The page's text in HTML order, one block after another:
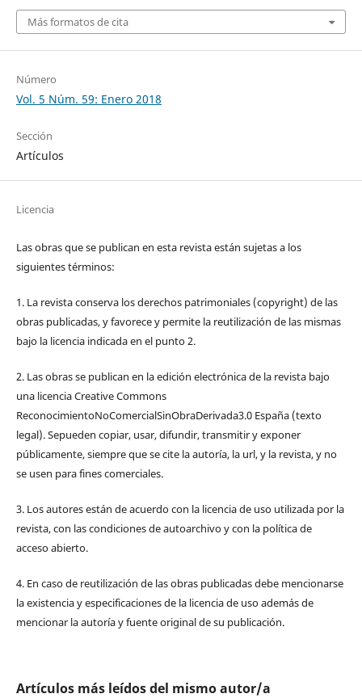
Más formatos de cita
Número
Vol. 5 Núm. 59: Enero 2018
Sección
Artículos
Licencia
Las obras que se publican en esta revista están sujetas a los
siguientes términos:
1. La revista conserva los derechos patrimoniales (copyright) de las
obras publicadas, y favorece y permite la reutilización de las mismas
bajo la licencia indicada en el punto 2.
2. Las obras se publican en la edición electrónica de la revista bajo
una licencia Creative Commons
ReconocimientoNoComercialSinObraDerivada3.0 España (texto
legal). Sepueden copiar, usar, difundir, transmitir y exponer
públicamente, siempre que se cite la autoría, la url, y la revista, y no
se usen para fines comerciales.
3. Los autores están de acuerdo con la licencia de uso utilizada por la
revista, con las condiciones de autoarchivo y con la política de
acceso abierto.
4. En caso de reutilización de las obras publicadas debe mencionarse
la existencia y especificaciones de la licencia de uso además de
mencionar la autoría y fuente original de su publicación.
Artículos más leídos del mismo autor/a